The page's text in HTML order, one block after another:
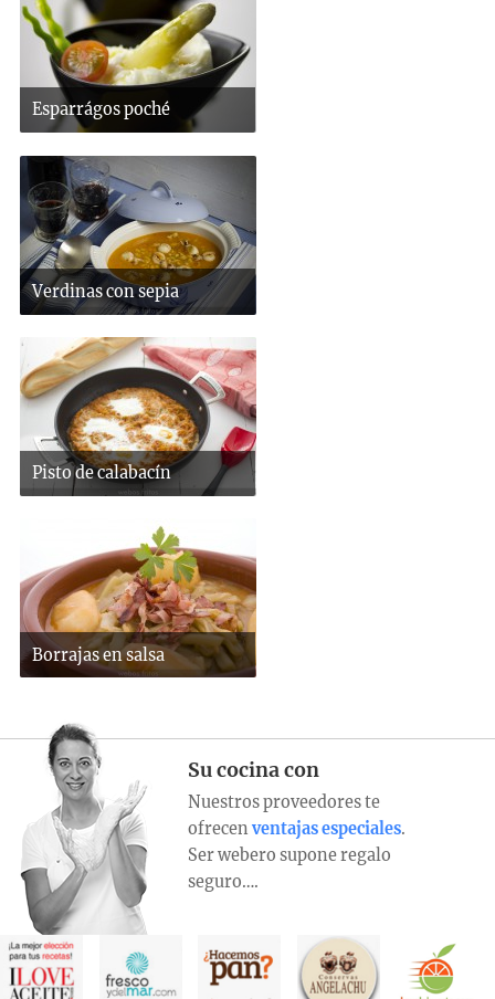
Esparrágos poché
Verdinas con sepia
Pisto de calabacín
Borrajas en salsa
Su cocina con
Nuestros proveedores te
ofrecen ventajas especiales.
Ser webero supone regalo
seguro….